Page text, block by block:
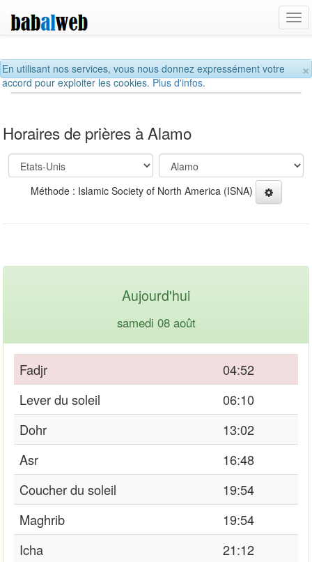
×
En utilisant nos services, vous nous donnez expressément votre
accord pour exploiter les cookies.Plus d'infos.
Horaires de prières à Alamo
Méthode : Islamic Society of North America (ISNA)
Aujourd'hui
samedi 08 août
Fadjr
04:52
Lever du soleil
06:10
Dohr
13:02
Asr
16:48
Coucher du soleil
19:54
Maghrib
19:54
Icha
21:12